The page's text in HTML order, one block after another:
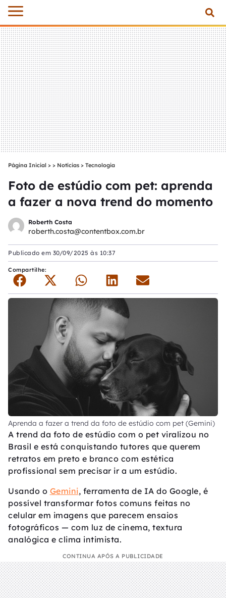
Página Inicial > Notícias > Tecnologia
Foto de estúdio com pet: aprenda
a fazer a nova trend do momento
Roberth Costa
roberth.costa@contentbox.com.br
Publicado em 30/09/2025 às 10:37
Compartilhe:
Aprenda a fazer a trend da foto de estúdio com pet (Gemini)
A trend da foto de estúdio com o pet viralizou no
Brasil e está conquistando tutores que querem
retratos em preto e branco com estética
profissional sem precisar ir a um estúdio.
Usando o Gemini, ferramenta de IA do Google, é
possível transformar fotos comuns feitas no
celular em imagens que parecem ensaios
fotográficos — com luz de cinema, textura
analógica e clima intimista.
CONTINUA APÓS A PUBLICIDADE